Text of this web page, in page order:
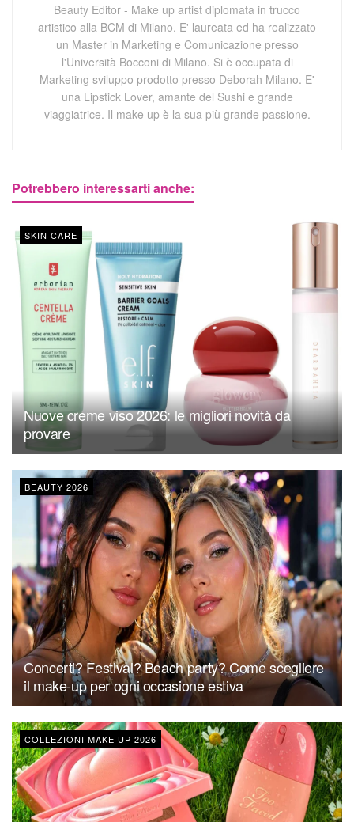
Beauty Editor - Make up artist diplomata in trucco
artistico alla BCM di Milano. E' laureata ed ha realizzato
un Master in Marketing e Comunicazione presso
l'Università Bocconi di Milano. Si è occupata di
Marketing sviluppo prodotto presso Deborah Milano. E'
una Lipstick Lover, amante del Sushi e grande
viaggiatrice. Il make up è la sua più grande passione.
Potrebbero interessarti anche:
SKIN CARE
Nuove creme viso 2026: le migliori novità da
provare
BEAUTY 2026
Concerti? Festival? Beach party? Come scegliere
il make-up per ogni occasione estiva
COLLEZIONI MAKE UP 2026